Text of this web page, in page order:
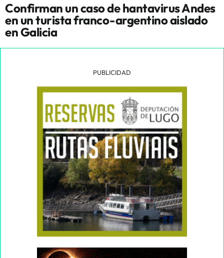
Confirman un caso de hantavirus Andes
en un turista franco-argentino aislado
en Galicia
PUBLICIDAD